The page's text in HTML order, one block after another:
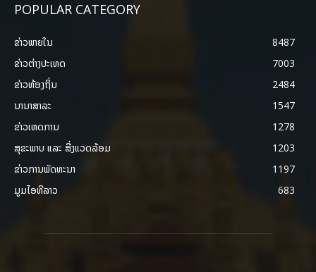
POPULAR CATEGORY
ຂ່າວພາຍ​ໃນ
8487
ຂ່າວຕ່າງປະເທດ
7003
ຂ່າວທ້ອງຖິ່ນ
2484
ນານາສາລະ
1547
ຂ່າວເຫດການ
1278
ສຸຂະພາບ ແລະ ສີ່ງແວດລ້ອມ
1203
ຂ່າວການພັດທະນາ
1197
ມູມໄອທີລາວ
683